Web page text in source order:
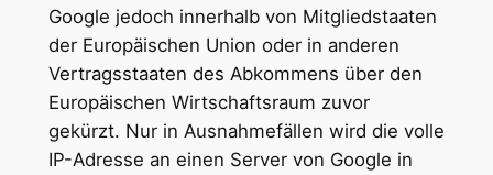
Google jedoch innerhalb von Mitgliedstaaten
der Europäischen Union oder in anderen
Vertragsstaaten des Abkommens über den
Europäischen Wirtschaftsraum zuvor
gekürzt. Nur in Ausnahmefällen wird die volle
IP-Adresse an einen Server von Google in